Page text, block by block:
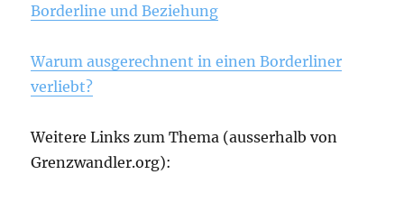
Borderline und Beziehung
Warum ausgerechnent in einen Borderliner
verliebt?
Weitere Links zum Thema (ausserhalb von
Grenzwandler.org):